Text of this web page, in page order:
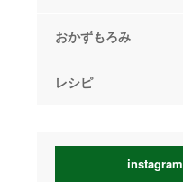
おかずもろみ
レシピ
instagram